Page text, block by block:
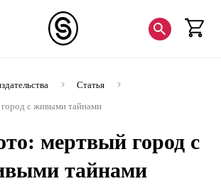
Статья
с живыми тайнами
мертвый город с
тайнами